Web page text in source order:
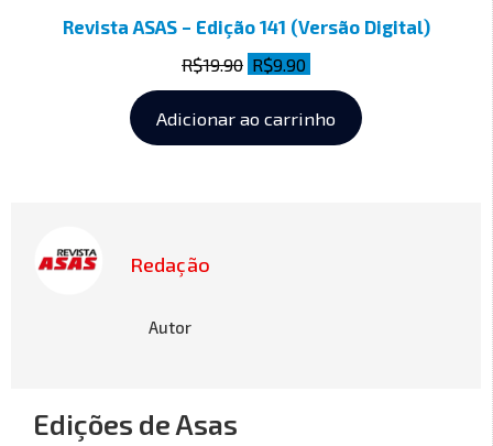
Revista ASAS – Edição 141 (Versão Digital)
R$19.90 R$9.90
Adicionar ao carrinho
Redação
Autor
Edições de Asas